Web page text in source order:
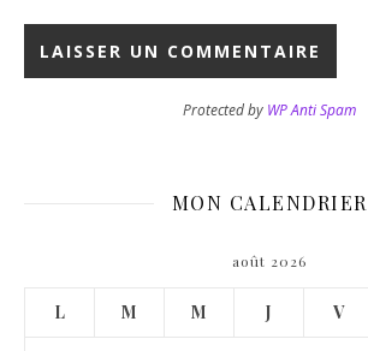
Protected by WP Anti Spam
MON CALENDRIER
août 2026
L M M J V